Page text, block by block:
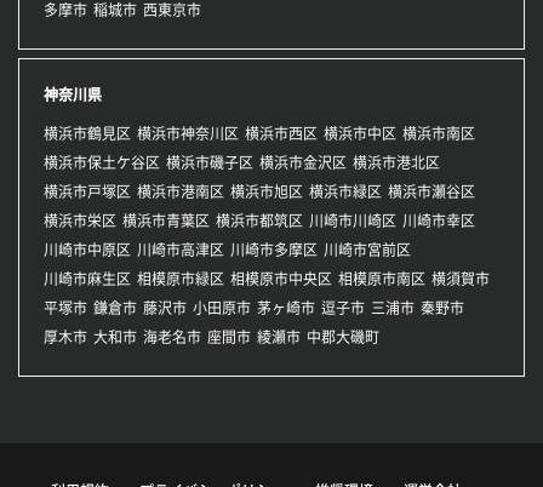
多摩市 稲城市 西東京市
神奈川県
横浜市鶴見区 横浜市神奈川区 横浜市西区 横浜市中区 横浜市南区
横浜市保土ケ谷区 横浜市磯子区 横浜市金沢区 横浜市港北区
横浜市戸塚区 横浜市港南区 横浜市旭区 横浜市緑区 横浜市瀬谷区
横浜市栄区 横浜市青葉区 横浜市都筑区 川崎市川崎区 川崎市幸区
川崎市中原区 川崎市高津区 川崎市多摩区 川崎市宮前区
川崎市麻生区 相模原市緑区 相模原市中央区 相模原市南区 横須賀市
平塚市 鎌倉市 藤沢市 小田原市 茅ヶ崎市 逗子市 三浦市 秦野市
厚木市 大和市 海老名市 座間市 綾瀬市 中郡大磯町